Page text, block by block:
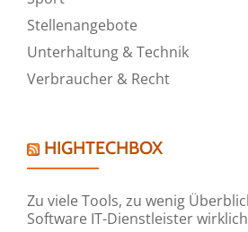
Stellenangebote
Unterhaltung & Technik
Verbraucher & Recht
HIGHTECHBOX
Zu viele Tools, zu wenig
Software IT-Dienstleister